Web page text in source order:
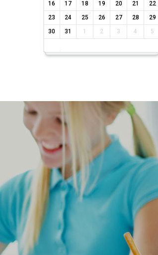
16
17 18 19 20 21
22
23
24 25 26 27 28
29
30
31 1 2 3 4 5